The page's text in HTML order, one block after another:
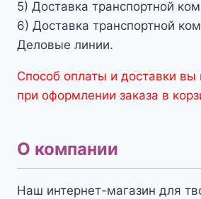
5) Доставка транспортной
6) Доставка транспортной
Деловые линии.
Способ оплаты и доставки
при оформлении заказа в
О компании
Наш интернет-магазин для